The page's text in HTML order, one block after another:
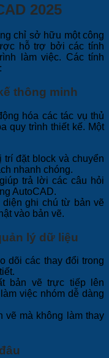
2025
chỉ sở hữu một công
hỗ trợ bởi các tính
làm việc. Các tính
thông minh
hóa các tác vụ thủ
quy trình thiết kế. Một
đặt block và chuyển
nhanh chóng.
trả lời các câu hỏi
AutoCAD.
diện ghi chú từ bản vẽ
vào bản vẽ.
lý dữ liệu
dõi các thay đổi trong
bản vẽ trực tiếp lên
việc nhóm dễ dàng
vẽ mà không làm thay